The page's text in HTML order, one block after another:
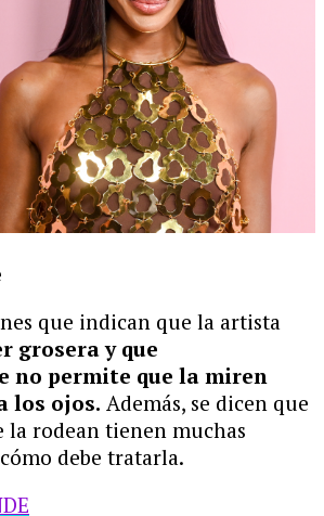
que indican que la artista
grosera y que
no permite que la miren
los ojos. Además, se dicen que
la rodean tienen muchas
debe tratarla.